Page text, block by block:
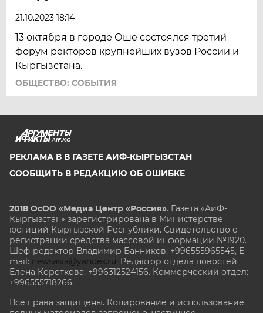
21.10.2023 18:14
13 октября в городе Оше состоялся третий
форум ректоров крупнейших вузов России и
Кыргызстана.
ОБЩЕСТВО: СОБЫТИЯ
AIF.KG
РЕКЛАМА В В ГАЗЕТЕ АИФ-КЫРГЫЗСТАН
СООБЩИТЬ В РЕДАКЦИЮ ОБ ОШИБКЕ
2018 ОсОО «Медиа Центр «Россия». Газета «АиФ-
Кыргызстан» зарегистрирована в Министерстве
юстиций Кыргызской Республики. Свидетельство о
регистрации средства массовой информации №1920.
Шеф-редактор Владимир Банников: +996555965545, E-
mail: newsasia@yandex.ru. Редактор отдела новостей
Елена Короткова: +996312524156. Коммерческий отдел:
+996555718266.
Все права защищены. Копирование и использование